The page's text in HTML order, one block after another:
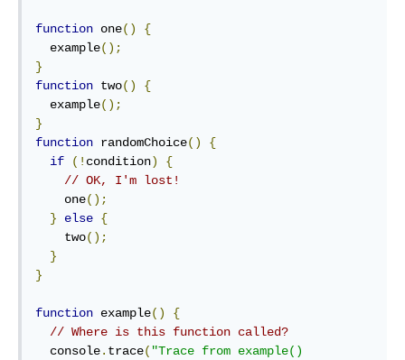
function one()
{
  example
();
}
function two()
{
  example
();
}
function randomChoice()
{
if
(! condition)
{
// OK, I'm lost!
    one
();
}
else {
    two
();
}
}
function example()
{
// Where is this function called?
  console
. trace( "Trace from example()